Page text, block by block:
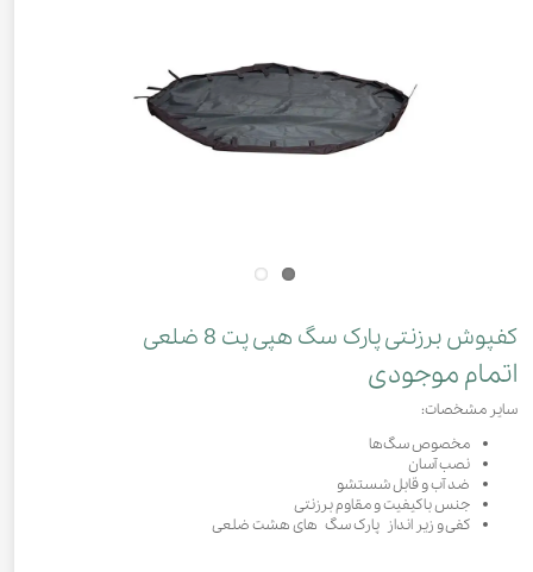
کفپوش برزنتی پارک سگ هپی پت 8 ضلعی
اتمام موجودی
سایر مشخصات:
مخصوص سگ‌ها
نصب آسان
ضد آب و قابل شستشو
جنس باکیفیت و مقاوم برزنتی
کفی و زیر انداز پارک سگ های هشت ضلعی